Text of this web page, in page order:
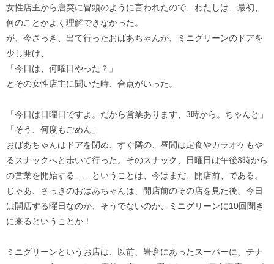
女性店主から唐突に冒頭のように言われたので、わたしは、最初、
何のことかよく理解できなかった。
が、今さっき、出て行ったおばあちゃんが、ミニグリーンのドアを
少し開け、
「今日は、何曜日やった？」
とその女性店主に聞いた時、合点がいった。
「今日は日曜日ですよ。だから営業あります、3時から。ちゃんと」
「そう、何度もごめん」
おばあちゃんはドアを閉め、すぐ隣の、昼間は定食やカラオケもや
るスナックへと歩いて行った。そのスナック、日曜日は午後3時から
の営業を開始する……ということは、今はまだ、開店前、である。
じゃあ、さっきのおばあちゃんは、開店前のその店を見た後、今日
は開店する曜日なのか、そうでないのか、ミニグリーンに10回聞き
に来るということか！
ミニグリーンというお店は、以前、岩倉にあったスーパーに、テナ